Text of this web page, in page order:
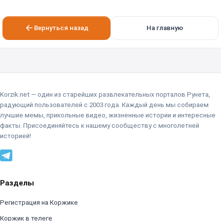
Вернуться назад На главную
Korzik.net — один из старейших развлекательных порталов Рунета,
радующий пользователей с 2003 года. Каждый день мы собираем
лучшие мемы, прикольные видео, жизненные истории и интересные
факты. Присоединяйтесь к нашему сообществу с многолетней
историей!
Разделы
Регистрация на Коржике
Коржик в телеге